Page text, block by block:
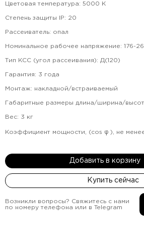
Цветовая температура: 5000 К
Степень защиты IP: 20
Рассеиватель: опал
Номинальное рабочее напряжение: 176-
Тип КСС (угол рассеивания): Д(120)
Гарантия: 3 года
Монтаж: накладной/встраиваемый
Габаритные размеры длина/ширина/
Вес: 3 кг
Коэффициент мощности, (cos φ ), не
Добавить в корзину
Купить сейчас
Возникли вопросы? Свяжитесь с нами
по номеру телефона или в Telegram